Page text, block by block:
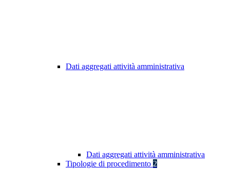
Dati aggregati attività amministrativa
Dati aggregati attività amministrativa
Tipologie di procedimento 2